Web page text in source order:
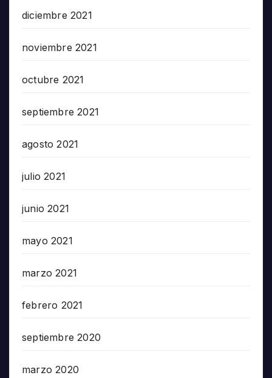
diciembre 2021
noviembre 2021
octubre 2021
septiembre 2021
agosto 2021
julio 2021
junio 2021
mayo 2021
marzo 2021
febrero 2021
septiembre 2020
marzo 2020